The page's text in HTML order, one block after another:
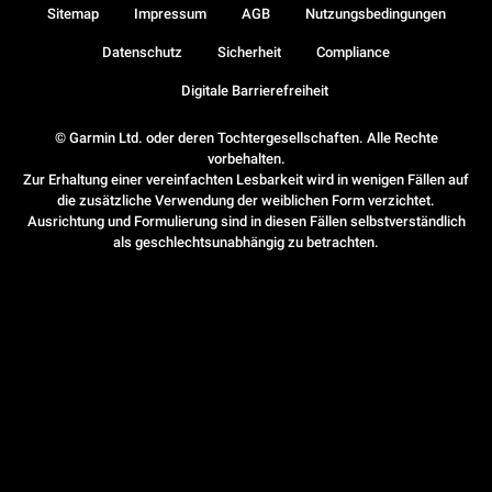
© Garmin Ltd. oder deren Tochtergesellschaften. Alle Rechte
vorbehalten.
Zur Erhaltung einer vereinfachten Lesbarkeit wird in wenigen Fällen auf
die zusätzliche Verwendung der weiblichen Form verzichtet.
Ausrichtung und Formulierung sind in diesen Fällen selbstverständlich
als geschlechtsunabhängig zu betrachten.
Sitemap Impressum AGB Nutzungsbedingungen
Datenschutz Sicherheit Compliance
Digitale Barrierefreiheit